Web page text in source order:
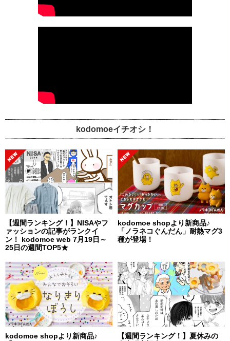
kodomoeイチオシ！
【週間ランキング！】NISAやフ
ァッションの記事がランクイ
ン！ kodomoe web 7月19日～
25日の週間TOP5★
kodomoe shopより新商品♪
「ノラネコぐんだん」耐熱マグ3
種が登場！
kodomoe shopより新商品♪
【週間ランキング！】夏休みの